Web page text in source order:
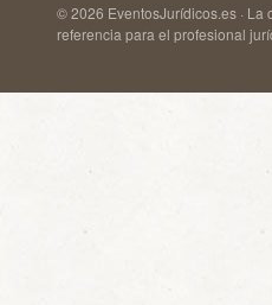
© 2026 EventosJurídicos.es ·
referencia para el profesional